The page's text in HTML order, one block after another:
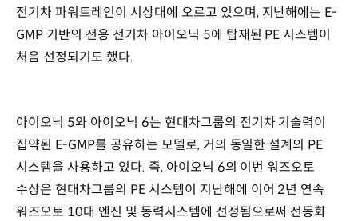
전기차 파워트레인이 시상대에 오르고 있으며, 지난해에는 E-
GMP 기반의 전용 전기차 아이오닉 5에 탑재된 PE 시스템이
처음 선정되기도 했다.
아이오닉 5와 아이오닉 6는 현대차그룹의 전기차 기술력이
집약된 E-GMP를 공유하는 모델로, 거의 동일한 설계의 PE
시스템을 사용하고 있다. 즉, 아이오닉 6의 이번 워즈오토
수상은 현대차그룹의 PE 시스템이 지난해에 이어 2년 연속
워즈오토 10대 엔진 및 동력시스템에 선정됨으로써 전동화